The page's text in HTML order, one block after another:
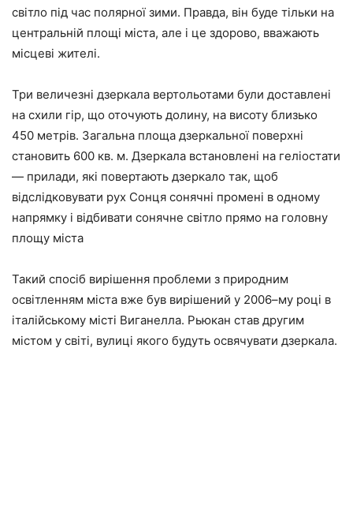
світло під час полярної зими. Правда, він буде тільки на
центральній площі міста, але і це здорово, вважають
місцеві жителі.
Три величезні дзеркала вертольотами були доставлені
на схили гір, що оточують долину, на висоту близько
450 метрів. Загальна площа дзеркальної поверхні
становить 600 кв. м. Дзеркала встановлені на геліостати
— прилади, які повертають дзеркало так, щоб
відслідковувати рух Сонця сонячні промені в одному
напрямку і відбивати сонячне світло прямо на головну
площу міста
Такий спосіб вирішення проблеми з природним
освітленням міста вже був вирішений у 2006–му році в
італійському місті Виганелла. Рьюкан став другим
містом у світі, вулиці якого будуть освячувати дзеркала.